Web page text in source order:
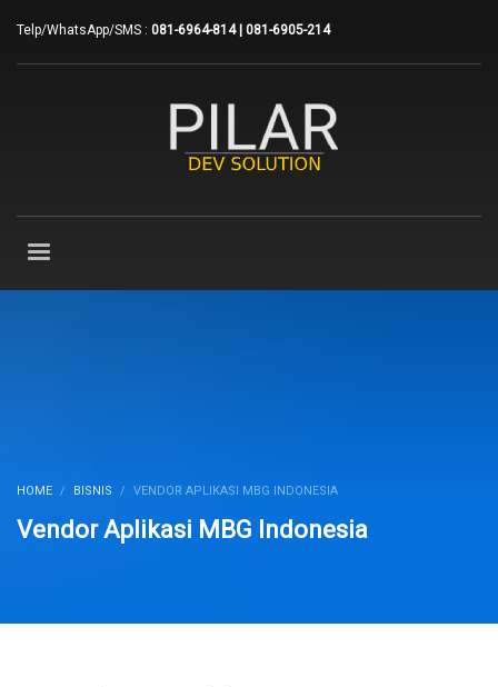
Telp/WhatsApp/SMS : 081-6964-814 | 081-6905-214
HOME BISNIS VENDOR APLIKASI MBG INDONESIA
Vendor Aplikasi MBG Indonesia